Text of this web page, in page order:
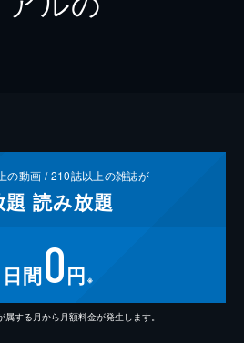
の動画 /210誌以上の雑誌が
題 読み放題
日間0円 ※
する月から月額料金が発生します。